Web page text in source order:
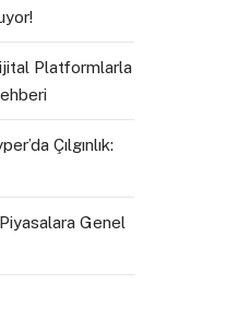
Platformlarla
Çılgınlık:
Genel